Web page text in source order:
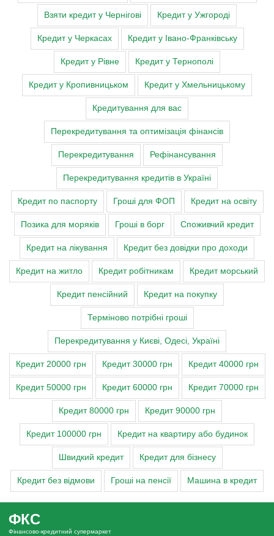
Взяти кредит у Чернігові Кредит у Ужгороді
Кредит у Черкасах Кредит у Івано-Франківську
Кредит у Рівне Кредит у Тернополі
Кредит у Кропивницьком Кредит у Хмельницькому
Кредитування для вас
Перекредитування та оптимізація фінансів
Перекредитування Рефінансування
Перекредитування кредитів в Україні
Кредит по паспорту Гроші для ФОП Кредит на освіту
Позика для моряків Гроші в борг Споживчий кредит
Кредит на лікування Кредит без довідки про доходи
Кредит на житло Кредит робітникам Кредит морський
Кредит пенсійний Кредит на покупку
Терміново потрібні гроші
Перекредитування у Києві, Одесі, Україні
Кредит 20000 грн Кредит 30000 грн Кредит 40000 грн
Кредит 50000 грн Кредит 60000 грн Кредит 70000 грн
Кредит 80000 грн Кредит 90000 грн
Кредит 100000 грн Кредит на квартиру або будинок
Швидкий кредит Кредит для бізнесу
Кредит без відмови Гроші на пенсії Машина в кредит
ФКС
Фінансово-кредитний супермаркет